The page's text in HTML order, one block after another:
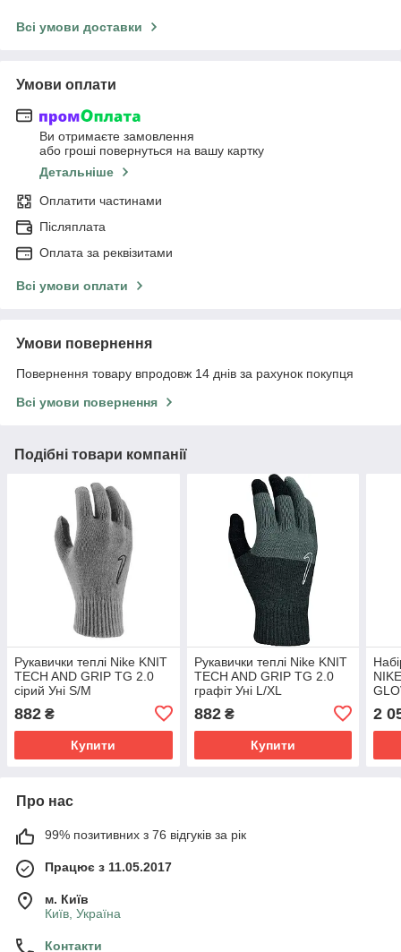
Всі умови доставки
Умови оплати
Ви отримаєте замовлення
або гроші повернуться на вашу картку
Детальніше
Оплатити частинами
Післяплата
Оплата за реквізитами
Всі умови оплати
Умови повернення
Повернення товару впродовж 14 днів за рахунок покупця
Всі умови повернення
Подібні товари компанії
Рукавички теплі Nike KNIT
TECH AND GRIP TG 2.0
сірий Уні S/M
882 ₴
Купити
Рукавички теплі Nike KNIT
TECH AND GRIP TG 2.0
графіт Уні L/XL
882₴
Купити
2
Про нас
99% позитивних з 76 відгуків за рік
Працює з 11.05.2017
м. Київ
Київ, Україна
Контакти